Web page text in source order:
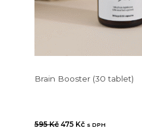
Brain Booster (30 tablet)
595Kč Původní
475 KčAktuální
s DPH